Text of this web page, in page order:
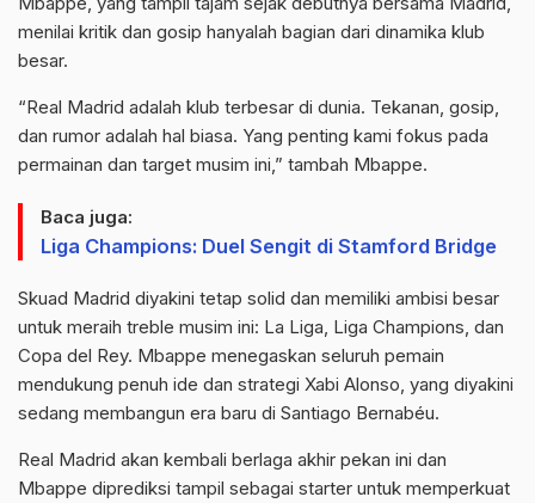
menilai kritik dan gosip hanyalah bagian dari dinamika klub
besar.
“Real Madrid adalah klub terbesar di dunia. Tekanan, gosip,
dan rumor adalah hal biasa. Yang penting kami fokus pada
permainan dan target musim ini,” tambah Mbappe.
Baca juga:
Liga Champions: Duel Sengit di Stamford Bridge
Skuad Madrid diyakini tetap solid dan memiliki ambisi besar
untuk meraih treble musim ini: La Liga, Liga Champions, dan
Copa del Rey. Mbappe menegaskan seluruh pemain
mendukung penuh ide dan strategi Xabi Alonso, yang diyakini
sedang membangun era baru di Santiago Bernabéu.
Real Madrid akan kembali berlaga akhir pekan ini dan
Mbappe diprediksi tampil sebagai starter untuk memperkuat